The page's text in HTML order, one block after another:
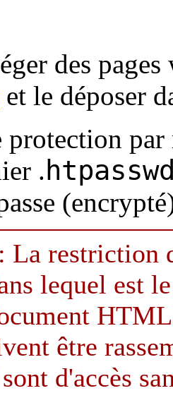
des
et le déposer
protection
.
: La restriction
lequel est
être
d'accès